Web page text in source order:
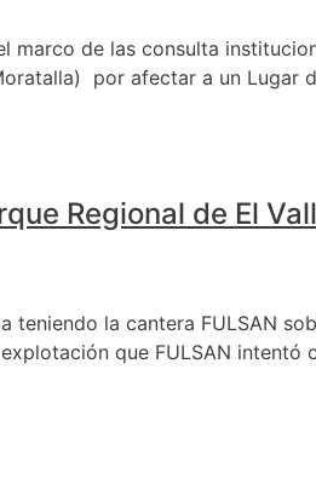
de las consulta
por afectar a un Lugar
Regional de El
la cantera FULSAN
que FULSAN intentó